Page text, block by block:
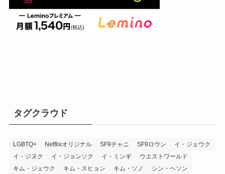
タグクラウド
LGBTQ+ Netflixオリジナル SF9チャニ SF9ロウン
イ・ジェウク
イ・ジヌク
イ・ジョンソク イ・ミンギ
ウエストワールド
キム・ジェウク
キム・スヒョン キム・ソノ
シン・ヘソン